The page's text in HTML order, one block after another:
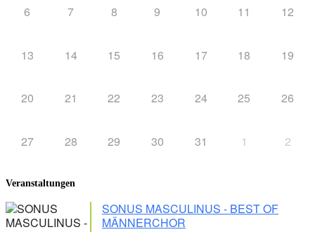
6 7 8 9 10 11 12
13 14 15 16 17 18 19
20 21 22 23 24 25 26
27 28 29 30 31 1 2
Veranstaltungen
SONUS MASCULINUS - BEST OF
MÄNNERCHOR